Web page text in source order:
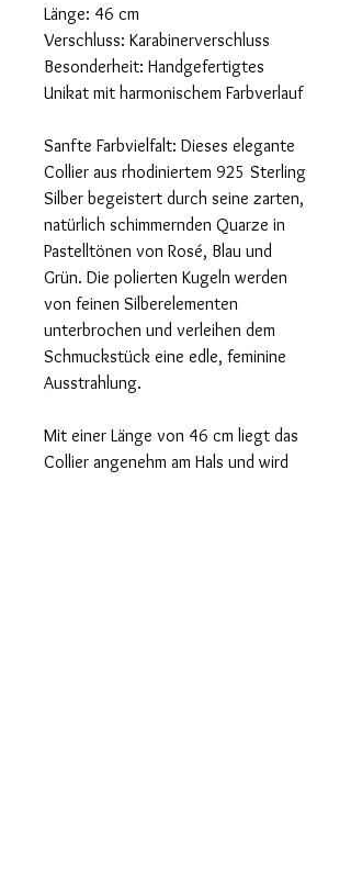
Länge: 46 cm
Verschluss: Karabinerverschluss
Besonderheit: Handgefertigtes
Unikat mit harmonischem Farbverlauf
Sanfte Farbvielfalt: Dieses elegante
Collier aus rhodiniertem 925 Sterling
Silber begeistert durch seine zarten,
natürlich schimmernden Quarze in
Pastelltönen von Rosé, Blau und
Grün. Die polierten Kugeln werden
von feinen Silberelementen
unterbrochen und verleihen dem
Schmuckstück eine edle, feminine
Ausstrahlung.
Mit einer Länge von 46 cm liegt das
Collier angenehm am Hals und wird